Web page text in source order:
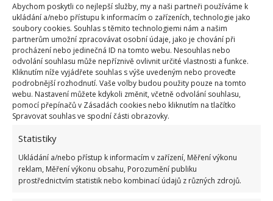
Abychom poskytli co nejlepší služby, my a naši partneři používáme k
ukládání a/nebo přístupu k informacím o zařízeních, technologie jako
soubory cookies. Souhlas s těmito technologiemi nám a našim
partnerům umožní zpracovávat osobní údaje, jako je chování při
procházení nebo jedinečná ID na tomto webu. Nesouhlas nebo
odvolání souhlasu může nepříznivě ovlivnit určité vlastnosti a funkce.
Kliknutím níže vyjádřete souhlas s výše uvedeným nebo proveďte
podrobnější rozhodnutí. Vaše volby budou použity pouze na tomto
webu. Nastavení můžete kdykoli změnit, včetně odvolání souhlasu,
pomocí přepínačů v Zásadách cookies nebo kliknutím na tlačítko
Spravovat souhlas ve spodní části obrazovky.
Statistiky
Ukládání a/nebo přístup k informacím v zařízení, Měření výkonu
reklam, Měření výkonu obsahu, Porozumění publiku
prostřednictvím statistik nebo kombinací údajů z různých zdrojů.
Stejnou péči jako celému domu věnovala majitelka
nádvoří a zahradě. Neuvěřitelné množství